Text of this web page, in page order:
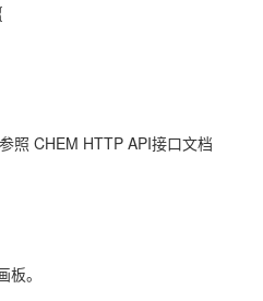
照 CHEM HTTP API接口文档
。